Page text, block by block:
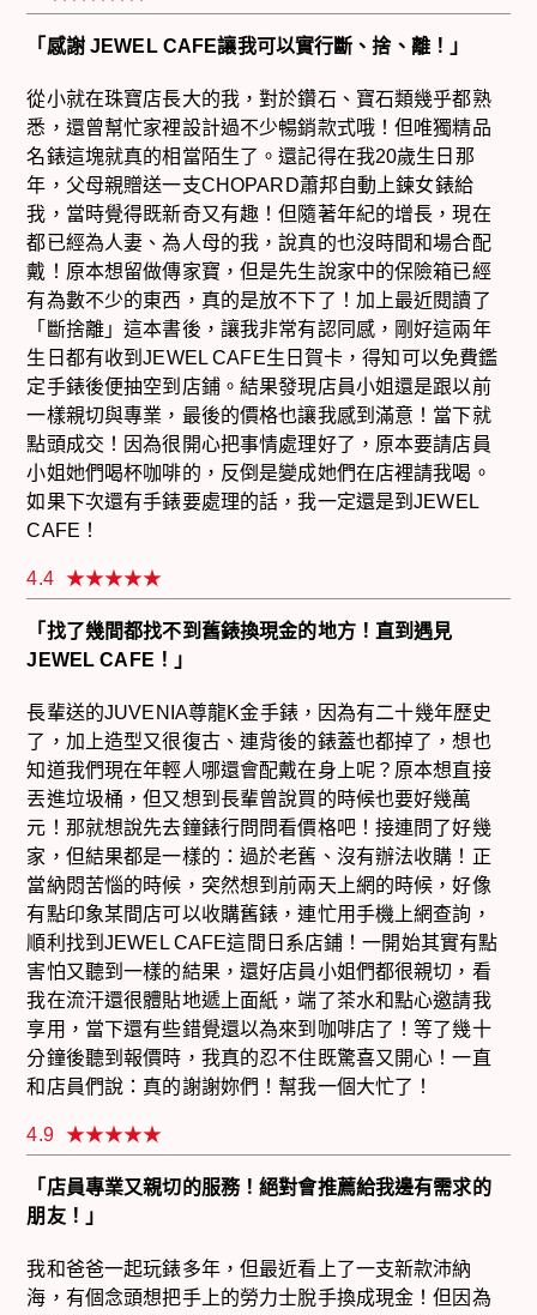
「感謝 JEWEL CAFE讓我可以實行斷、捨、離！」
從小就在珠寶店長大的我，對於鑽石、寶石類幾乎都熟
悉，還曾幫忙家裡設計過不少暢銷款式哦！但唯獨精品
名錶這塊就真的相當陌生了。還記得在我20歲生日那
年，父母親贈送一支CHOPARD蕭邦自動上鍊女錶給
我，當時覺得既新奇又有趣！但隨著年紀的增長，現在
都已經為人妻、為人母的我，說真的也沒時間和場合配
戴！原本想留做傳家寶，但是先生說家中的保險箱已經
有為數不少的東西，真的是放不下了！加上最近閱讀了
「斷捨離」這本書後，讓我非常有認同感，剛好這兩年
生日都有收到JEWEL CAFE生日賀卡，得知可以免費鑑
定手錶後便抽空到店鋪。結果發現店員小姐還是跟以前
一樣親切與專業，最後的價格也讓我感到滿意！當下就
點頭成交！因為很開心把事情處理好了，原本要請店員
小姐她們喝杯咖啡的，反倒是變成她們在店裡請我喝。
如果下次還有手錶要處理的話，我一定還是到JEWEL
CAFE！
4.4
「找了幾間都找不到舊錶換現金的地方！直到遇見
JEWEL CAFE！」
長輩送的JUVENIA尊龍K金手錶，因為有二十幾年歷史
了，加上造型又很復古、連背後的錶蓋也都掉了，想也
知道我們現在年輕人哪還會配戴在身上呢？原本想直接
丟進垃圾桶，但又想到長輩曾說買的時候也要好幾萬
元！那就想說先去鐘錶行問問看價格吧！接連問了好幾
家，但結果都是一樣的：過於老舊、沒有辦法收購！正
當納悶苦惱的時候，突然想到前兩天上網的時候，好像
有點印象某間店可以收購舊錶，連忙用手機上網查詢，
順利找到JEWEL CAFE這間日系店鋪！一開始其實有點
害怕又聽到一樣的結果，還好店員小姐們都很親切，看
我在流汗還很體貼地遞上面紙，端了茶水和點心邀請我
享用，當下還有些錯覺還以為來到咖啡店了！等了幾十
分鐘後聽到報價時，我真的忍不住既驚喜又開心！一直
和店員們說：真的謝謝妳們！幫我一個大忙了！
4.9
「店員專業又親切的服務！絕對會推薦給我邊有需求的
朋友！」
我和爸爸一起玩錶多年，但最近看上了一支新款沛納
海，有個念頭想把手上的勞力士脫手換成現金！但因為